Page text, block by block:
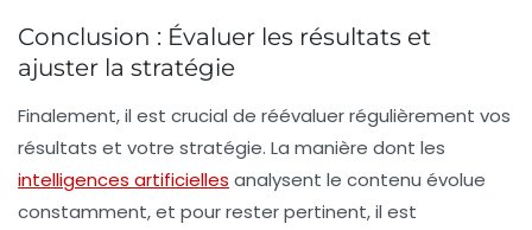
Conclusion : Évaluer les résultats et
ajuster la stratégie
Finalement, il est crucial de réévaluer régulièrement vos
résultats et votre stratégie. La manière dont les
intelligences artificielles analysent le contenu évolue
constamment, et pour rester pertinent, il est